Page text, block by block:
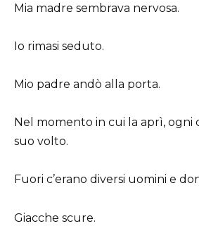
Mia madre sembrava nervosa.
Io rimasi seduto.
Mio padre andò alla porta.
Nel momento in cui la aprì, ogni
suo volto.
Fuori c’erano diversi uomini e
Giacche scure.